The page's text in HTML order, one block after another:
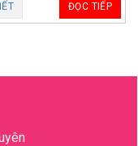
ĐỌC TIẾP